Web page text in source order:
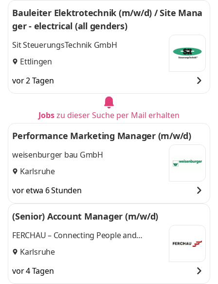
Bauleiter Elektrotechnik (m/w/d) / Site Mana
ger - electrical (all genders)
Sit SteuerungsTechnik GmbH
Ettlingen
vor 2 Tagen
Jobszu dieser Suche per Mail erhalten
Performance Marketing Manager (m/w/d)
weisenburger bau GmbH
Karlsruhe
vor etwa 6 Stunden
(Senior) Account Manager (m/w/d)
FERCHAU – Connecting People and
Technologies
Karlsruhe
vor 4 Tagen